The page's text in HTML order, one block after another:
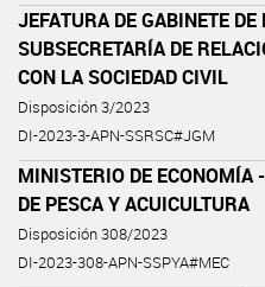
JEFATURA DE GABINETE
SUBSECRETARÍA DE
CON LA SOCIEDAD CIVIL
Disposición 3/2023
DI-2023-3-APN-SSRSC#JGM
MINISTERIO DE ECONOMÍA
DE PESCA Y ACUICULTURA
Disposición 308/2023
DI-2023-308-APN-SSPYA#MEC